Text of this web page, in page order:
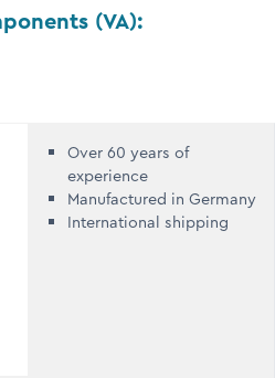
(VA):
Over 60 years of
experience
Manufactured in Germany
International shipping